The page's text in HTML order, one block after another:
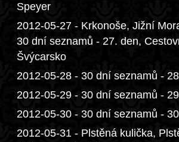
Speyer
2012-05-27 - Krkonoše, Jižní
30 dní seznamů - 27. den,
Švýcarsko
2012-05-28 - 30 dní seznamů -
2012-05-29 - 30 dní seznamů -
2012-05-30 - 30 dní seznamů -
2012-05-31 - Plstěná kulička,